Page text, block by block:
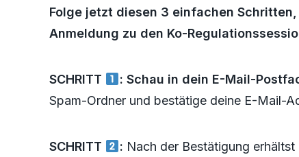
Folge jetzt diesen 3 einfachen
Anmeldung zu den Ko-
SCHRITT : Schau in dein E-Mail-
Spam-Ordner und bestätige deine E-Mail-
SCHRITT : Nach der Bestätigung erhältst